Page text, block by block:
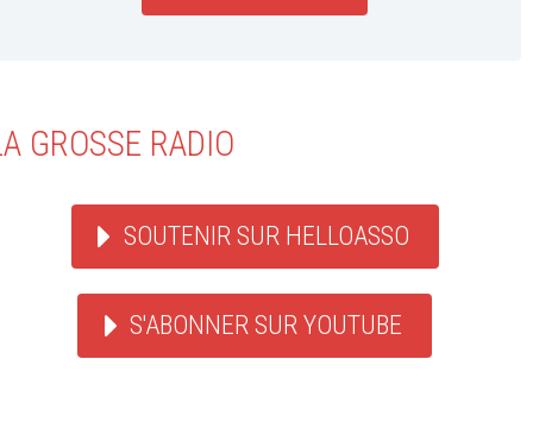
GROSSE RADIO
SOUTENIR SUR HELLOASSO
S'ABONNER SUR YOUTUBE